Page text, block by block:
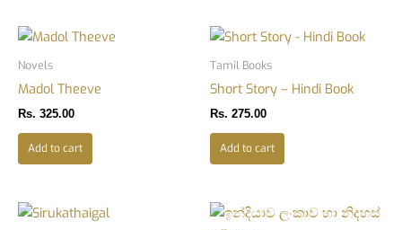
Novels
Madol Theeve
Rs. 325.00
Add to cart
Tamil Books
Short Story – Hindi Book
Rs. 275.00
Add to cart